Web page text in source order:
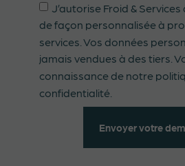
J’autorise Froid &
de façon personnalisée à
services. Vos données
jamais vendues à des tiers.
connaissance de notre
confidentialité.
Envoyer votre